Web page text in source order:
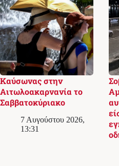
Καύσωνας στην
Αιτωλοακαρνανία το
Σαββατοκύριακο
7 Αυγούστου 2026,
13:31